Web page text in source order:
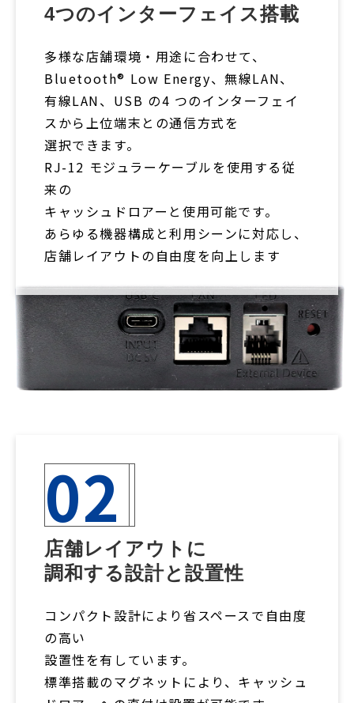
4つのインターフェイス搭載
多様な店舗環境・用途に合わせて、
Bluetooth® Low Energy、無線LAN、
有線LAN、USB の4 つのインターフェイ
スから上位端末との通信方式を
選択できます。
RJ-12 モジュラーケーブルを使用する従
来の
キャッシュドロアーと使用可能です。
あらゆる機器構成と利用シーンに対応し、
店舗レイアウトの自由度を向上します
02
店舗レイアウトに
調和する設計と設置性
コンパクト設計により省スペースで自由度
の高い
設置性を有しています。
標準搭載のマグネットにより、キャッシュ